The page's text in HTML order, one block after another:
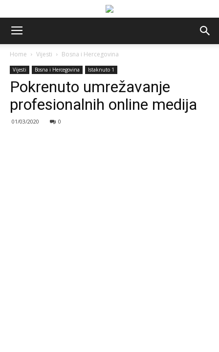
Home Vijesti Bosna i Hercegovina
Vijesti Bosna i Hercegovina Istaknuto 1
Pokrenuto umrežavanje
profesionalnih online medija
01/03/2020 0